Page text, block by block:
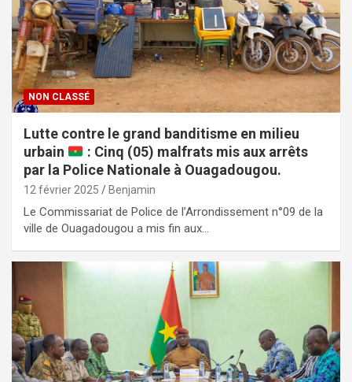
NON CLASSÉ
Lutte contre le grand banditisme en milieu
urbain
: Cinq (05) malfrats mis aux arrêts
par la Police Nationale à Ouagadougou.
12 février 2025 Benjamin
Le Commissariat de Police de l’Arrondissement n°09 de la
ville de Ouagadougou a mis fin aux…